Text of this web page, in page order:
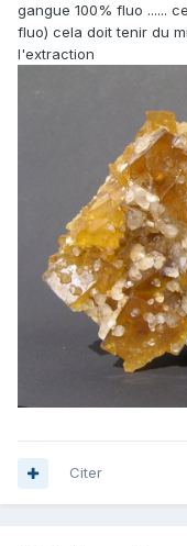
gangue 100% fluo ......
fluo) cela doit tenir du
l'extraction
Citer